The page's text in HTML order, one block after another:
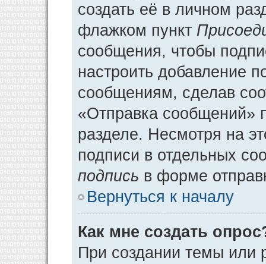
создать её в личном
флажком пункт
сообщения, чтобы
настроить добавление
сообщениям, сделав
«Отправка сообщений»
разделе. Несмотря на
подписи в отдельных
подпись в форме
Вернуться к началу
Как мне создать
При создании темы или